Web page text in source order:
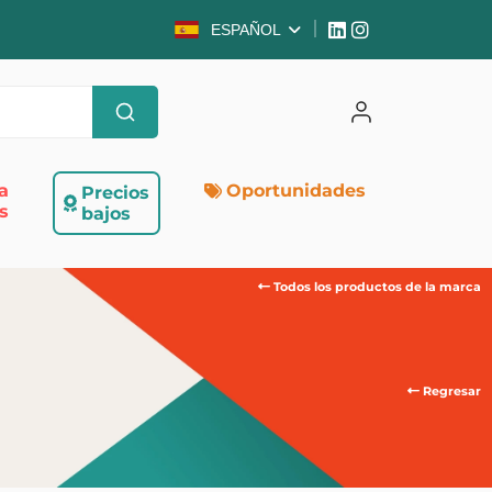
ESPAÑOL
Precios
bajos
Oportunidades
Todos los productos de la marca
Regresar